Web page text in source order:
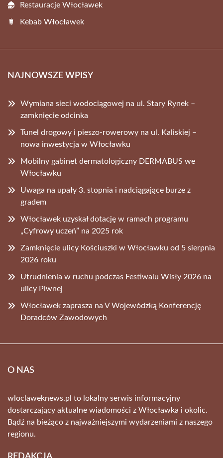
Restauracje Włocławek
Kebab Włocławek
NAJNOWSZE WPISY
Wymiana sieci wodociągowej na ul. Stary Rynek –
zamknięcie odcinka
Tunel drogowy i pieszo-rowerowy na ul. Kaliskiej –
nowa inwestycja w Włocławku
Mobilny gabinet dermatologiczny DERMABUS we
Włocławku
Uwaga na upały 3. stopnia i nadciągające burze z
gradem
Włocławek uzyskał dotację w ramach programu
„Cyfrowy uczeń” na 2025 rok
Zamknięcie ulicy Kościuszki w Włocławku od 5 sierpnia
2026 roku
Utrudnienia w ruchu podczas Festiwalu Wisły 2026 na
ulicy Piwnej
Włocławek zaprasza na V Wojewódzką Konferencję
Doradców Zawodowych
O NAS
wloclaweknews.pl to lokalny serwis informacyjny
dostarczający aktualne wiadomości z Włocławka i okolic.
Bądź na bieżąco z najważniejszymi wydarzeniami z naszego
regionu.